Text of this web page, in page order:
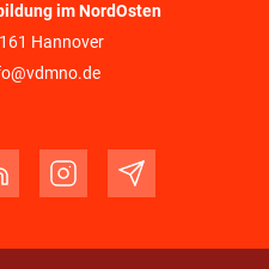
im NordOsten
Hannover